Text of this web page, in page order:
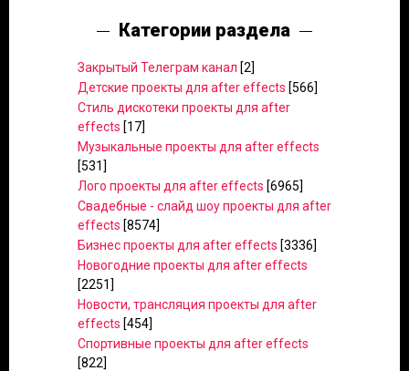
Категории раздела
Закрытый Телеграм канал [2]
Детские проекты для after effects [566]
Стиль дискотеки проекты для after
effects [17]
Музыкальные проекты для after effects
[531]
Лого проекты для after effects [6965]
Свадебные - слайд шоу проекты для after
effects [8574]
Бизнес проекты для after effects [3336]
Новогодние проекты для after effects
[2251]
Новости, трансляция проекты для after
effects [454]
Спортивные проекты для after effects
[822]